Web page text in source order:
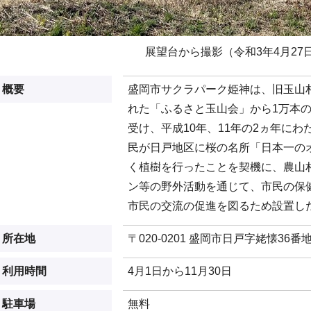
展望台から撮影（令和3年4月27
概要
盛岡市サクラパーク姫神は、旧玉
れた「ふるさと玉山会」から1万本
受け、平成10年、11年の2ヵ年にわ
民が日戸地区に桜の名所「日本一
く植樹を行ったことを契機に、農
ン等の野外活動を通じて、市民の
市民の交流の促進を図るため設置し
所在地 〒020-0201 盛岡市日戸字姥懐36番
利用時間 4月1日から11月30日
駐車場 無料